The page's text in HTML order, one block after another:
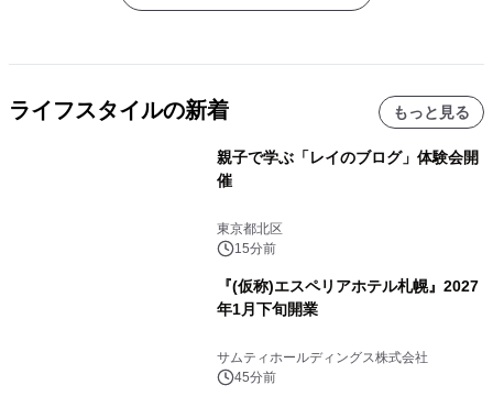
ライフスタイルの新着 もっと見る
親子で学ぶ「レイのブログ」体験会開
催
東京都北区
15分前
『(仮称)エスペリアホテル札幌』2027
年1月下旬開業
サムティホールディングス株式会社
45分前